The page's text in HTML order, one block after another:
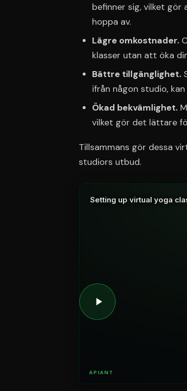
befinner sig, vilket
hoppa av.
Lägre omkostnader.
klasser utan att öka
Bättre tillgänglighet.
ifrån någon studio,
Ökad bekvämlighet.
vilket gör det lättare
Tillsammans gör dessa
studiors utbud.
Setting up virtual yoga
APIANT